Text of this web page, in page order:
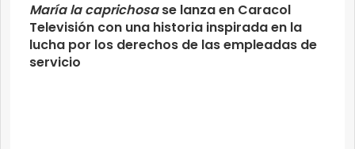
María la caprichosase lanza en Caracol
Televisión con una historia inspirada en la
lucha por los derechos de las empleadas de
servicio